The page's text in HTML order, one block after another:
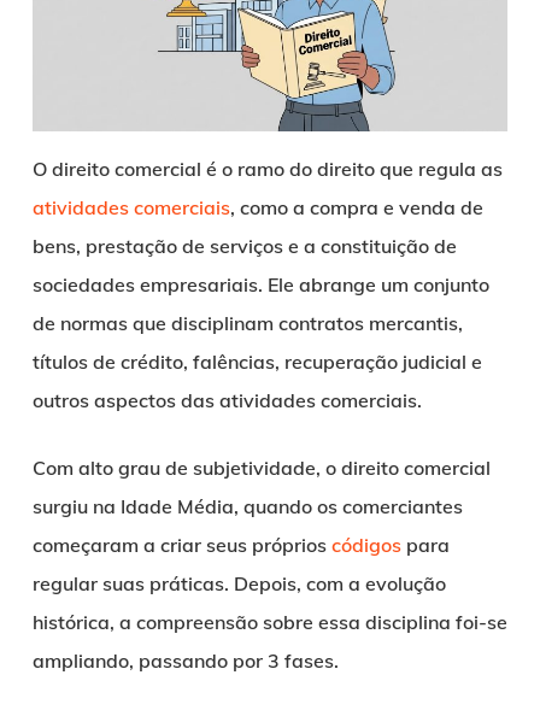
O direito comercial é o ramo do direito que regula as
atividades comerciais, como a compra e venda de
bens, prestação de serviços e a constituição de
sociedades empresariais. Ele abrange um conjunto
de normas que disciplinam contratos mercantis,
títulos de crédito, falências, recuperação judicial e
outros aspectos das atividades comerciais.
Com alto grau de subjetividade, o direito comercial
surgiu na Idade Média, quando os comerciantes
começaram a criar seus próprios códigospara
regular suas práticas. Depois, com a evolução
histórica, a compreensão sobre essa disciplina foi-se
ampliando, passando por 3 fases.